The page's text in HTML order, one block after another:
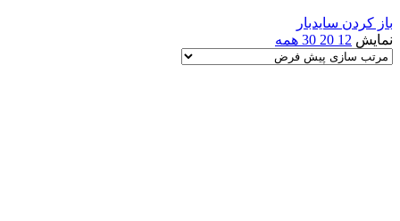
باز کردن سایدبار
نمایش 12
20
30 همه